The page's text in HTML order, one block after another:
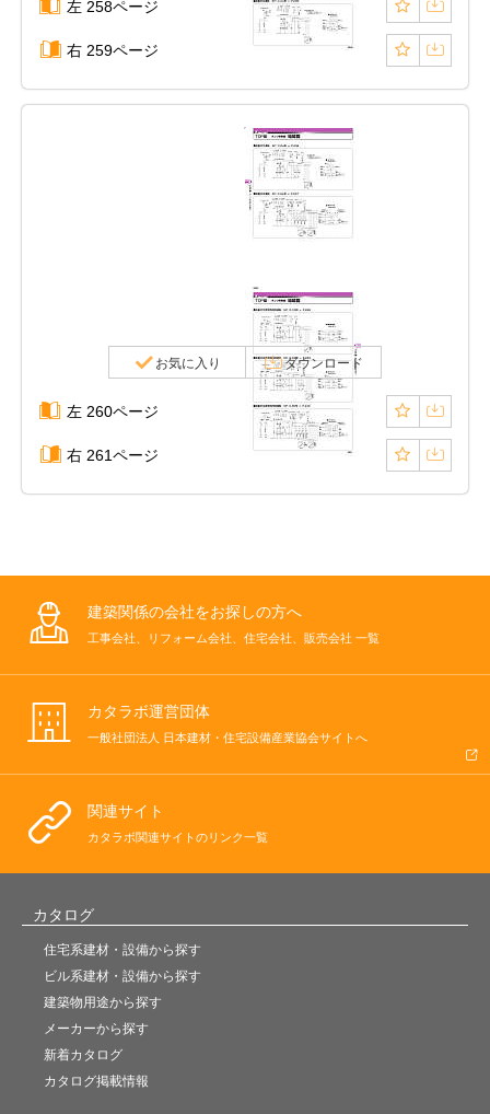
左 258ページ
右 259ページ
お気に入り ダウンロード
左 260ページ
右 261ページ
建築関係の会社をお探しの方へ
工事会社、リフォーム会社、住宅会社、販売会社 一覧
カタラボ運営団体
一般社団法人 日本建材・住宅設備産業協会サイトへ
関連サイト
カタラボ関連サイトのリンク一覧
カタログ
住宅系建材・設備から探す
ビル系建材・設備から探す
建築物用途から探す
メーカーから探す
新着カタログ
カタログ掲載情報